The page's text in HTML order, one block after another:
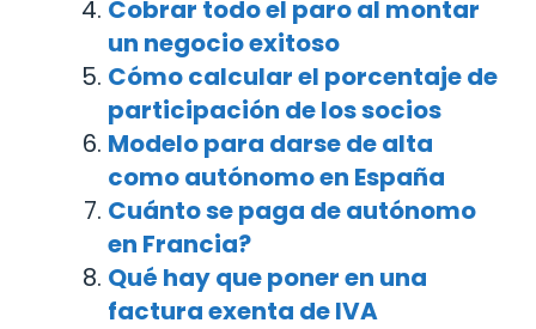
Cobrar todo el paro al montar
un negocio exitoso
Cómo calcular el porcentaje de
participación de los socios
Modelo para darse de alta
como autónomo en España
Cuánto se paga de autónomo
en Francia?
Qué hay que poner en una
factura exenta de IVA